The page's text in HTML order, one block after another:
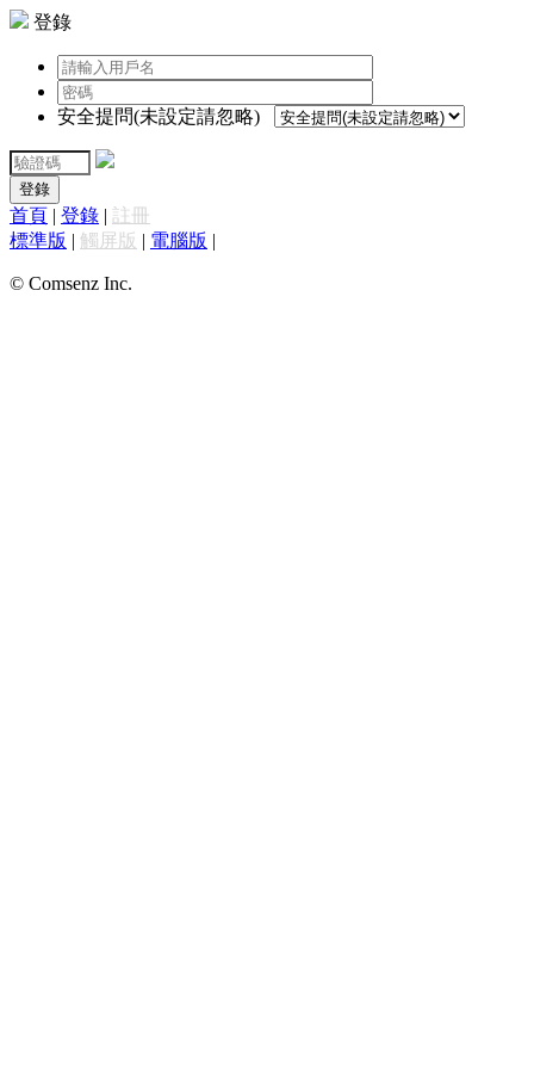
登錄
安全提問(未設定請忽略)
登錄
首頁 | 登錄 | 註冊
標準版 | 觸屏版 | 電腦版 |
© Comsenz Inc.